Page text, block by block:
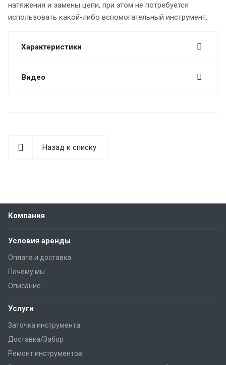
натяжения и замены цепи, при этом не потребуется
использовать какой-либо вспомогательный инструмент.
Характеристики
Видео
Назад к списку
Компания
Условия аренды
Оплата и доставка
Почему мы
Описание
Услуги
Заточка инструмента
Доставка/Забор
Ремонт инструментов